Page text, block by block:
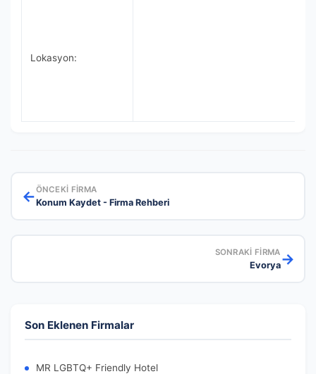
Lokasyon:
←ÖNCEKI FIRMA
Konum Kaydet - Firma Rehberi
SONRAKI FIRMA
Evorya→
Son Eklenen Firmalar
MR LGBTQ+ Friendly Hotel